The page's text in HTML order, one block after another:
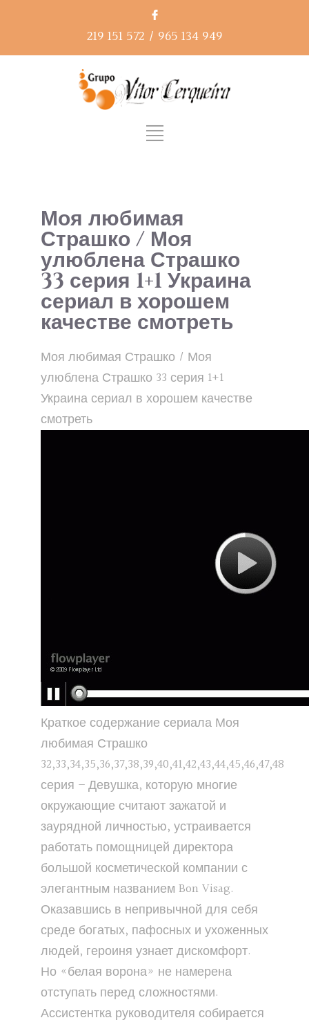
219 151 572 / 965 134 949
Моя любимая
Страшко / Моя
улюблена Страшко
33 серия 1+1 Украина
сериал в хорошем
качестве смотреть
Моя любимая Страшко / Моя
улюблена Страшко 33 серия 1+1
Украина сериал в хорошем качестве
смотреть
Краткое содержание сериала Моя
любимая Страшко
32,33,34,35,36,37,38,39,40,41,42,43,44,45,46,47,48
серия – Девушка, которую многие
окружающие считают зажатой и
заурядной личностью, устраивается
работать помощницей директора
большой косметической компании с
элегантным названием Bon Visag.
Оказавшись в непривычной для себя
среде богатых, пафосных и ухоженных
людей, героиня узнает дискомфорт.
Но «белая ворона» не намерена
отступать перед сложностями.
Ассистентка руководителя собирается